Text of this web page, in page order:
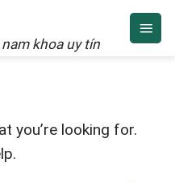
khoa uy tín
you’re looking for.